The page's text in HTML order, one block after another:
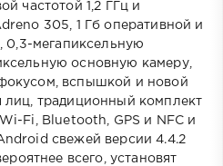
частотой 1,2 ГГц и
305, 1 Гб оперативной и
0,3-мегапиксельную
основную камеру,
вспышкой и новой
лиц, традиционный комплект
Fi, Bluetooth, GPS и NFC и
свежей версии 4.4.2
всего, установят